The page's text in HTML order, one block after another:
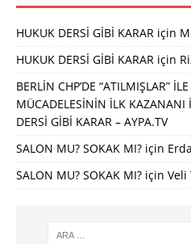
HUKUK DERSİ GİBİ KARAR için
HUKUK DERSİ GİBİ KARAR için
BERLİN CHP’DE “ATILMIŞLAR”
MÜCADELESİNİN İLK KAZANANI
DERSİ GİBİ KARAR – AYPA.TV
SALON MU? SOKAK MI? için
SALON MU? SOKAK MI? için Veli